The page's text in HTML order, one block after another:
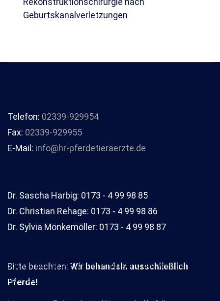
Geburtskanalverletzungen
Telefon: 02339-929954
Fax: 02339-929955
E-Mail: info@hr-pferdetieraerzte.de
Dr. Sascha Harbig: 0173 - 4 99 98 85
Dr. Christian Rehage: 0173 - 4 99 98 86
Dr. Sylvia Mönkemöller: 0173 - 4 99 98 87
Bitte beachten: Wir behandeln ausschließlich
Pferde!
Cookies. Durch die weitere Nutzung der Webseite
stimmen Sie der Verwendung von Cookies zu. Weitere